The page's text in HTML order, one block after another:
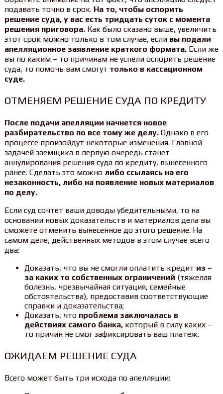
подавать точно в срок. На то, чтобы оспорить
решение суда, у вас есть тридцать суток с момента
решения приговора.Как было сказано выше, увеличить
этот срок можно только в том случае, если вы подали
апелляционное заявление краткого формата.Если же
вы по каким – то причинам не успели оспорить решение
суда, то помочь вам смогут только в кассационном
суде.
ОТМЕНЯЕМ РЕШЕНИЕ СУДА ПО КРЕДИТУ
После подачи апелляции начнется новое
разбирательство по все тому же делу.Однако в его
процессе произойдут некоторые изменения. Главной
задачей заемщика в первую очередь станет
аннулирования решения суда по кредиту, вынесенного
ранее. Сделать это можно либо ссылаясь на его
незаконность, либо на появление новых материалов
по делу.
Если суд сочтет ваши доводы убедительными, то на
основании новых доказательств и материалов дела вы
сможете отменить вынесенное до этого решение. На
самом деле, действенных методов в этом случае всего
два:
Доказать, что вы не смогли оплатить кредит из –
за каких то собственных ограничений (тяжелая
болезнь, чрезвычайная ситуация, семейные
обстоятельства), предоставив соответствующие
справки и доказательства;
Доказать, что проблема заключалась в
действиях самого банка,который в силу каких –
то причин не смог зафиксировать ваш платеж.
ОЖИДАЕМ РЕШЕНИЕ СУДА
Всего может быть три исхода по апелляции: